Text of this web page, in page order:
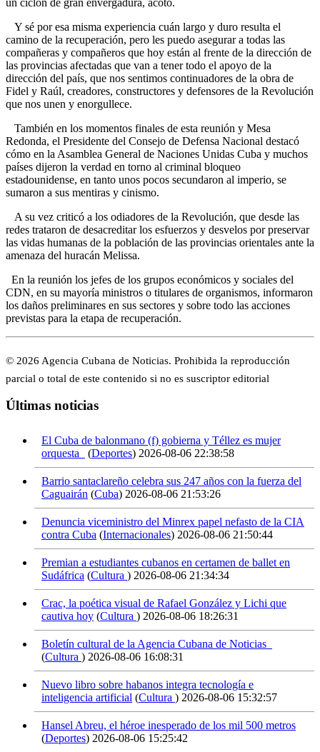
un ciclón de gran envergadura, acotó.
Y sé por esa misma experiencia cuán largo y duro resulta el
camino de la recuperación, pero les puedo asegurar a todas las
compañeras y compañeros que hoy están al frente de la dirección de
las provincias afectadas que van a tener todo el apoyo de la
dirección del país, que nos sentimos continuadores de la obra de
Fidel y Raúl, creadores, constructores y defensores de la Revolución
que nos unen y enorgullece.
También en los momentos finales de esta reunión y Mesa
Redonda, el Presidente del Consejo de Defensa Nacional destacó
cómo en la Asamblea General de Naciones Unidas Cuba y muchos
países dijeron la verdad en torno al criminal bloqueo
estadounidense, en tanto unos pocos secundaron al imperio, se
sumaron a sus mentiras y cinismo.
A su vez criticó a los odiadores de la Revolución, que desde las
redes trataron de desacreditar los esfuerzos y desvelos por preservar
las vidas humanas de la población de las provincias orientales ante la
amenaza del huracán Melissa.
En la reunión los jefes de los grupos económicos y sociales del
CDN, en su mayoría ministros o titulares de organismos, informaron
los daños preliminares en sus sectores y sobre todo las acciones
previstas para la etapa de recuperación.
© 2026 Agencia Cubana de Noticias. Prohibida la reproducción
parcial o total de este contenido si no es suscriptor editorial
Últimas noticias
El Cuba de balonmano (f) gobierna y Téllez es mujer
orquesta
(Deportes) 2026-08-06 22:38:58
Barrio santaclareño celebra sus 247 años con la fuerza del
Caguairán (Cuba) 2026-08-06 21:53:26
Denuncia viceministro del Minrex papel nefasto de la CIA
contra Cuba (Internacionales) 2026-08-06 21:50:44
Premian a estudiantes cubanos en certamen de ballet en
Sudáfrica (Cultura ) 2026-08-06 21:34:34
Crac, la poética visual de Rafael González y Lichi que
cautiva hoy (Cultura ) 2026-08-06 18:26:31
Boletín cultural de la Agencia Cubana de Noticias
(Cultura ) 2026-08-06 16:08:31
Nuevo libro sobre habanos integra tecnología e
inteligencia artificial (Cultura ) 2026-08-06 15:32:57
Hansel Abreu, el héroe inesperado de los mil 500 metros
(Deportes) 2026-08-06 15:25:42